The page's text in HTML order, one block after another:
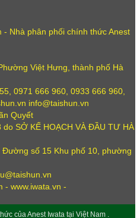
- Nhà phân phối chính thức Anest
Việt Hưng, thành phố Hà
0971 666 960, 0933 666 960,
info@taishun.vn
Quyết
SỞ KẾ HOẠCH VÀ ĐẦU TƯ HÀ
Đường số 15 Khu phố 10, phường
- www.iwata.vn -
của Anest Iwata tại Việt Nam .